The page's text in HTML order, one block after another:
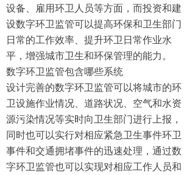
设备、雇用环卫人员等方面，而投资和建
设数字环卫监管可以提高环保和卫生部门
日常的工作效率、提升环卫日常作业水
平，增强城市卫生和环保管理的能力。
数字环卫监管包含哪些系统
设计完善的数字环卫监管可以将城市的环
卫设施作业情况、道路状况、空气和水资
源污染情况等实时向卫生部门进行上报，
同时也可以实行对相应紧急卫生事件环卫
事件和交通拥堵事件的迅速处理，通过数
字环卫监管也可以实现对相应工作人员和